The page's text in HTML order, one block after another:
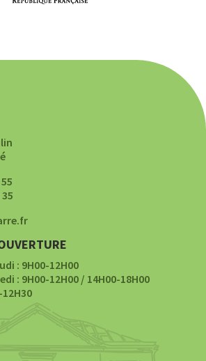
: 9H00-12H00
: 9H00-12H00 / 14H00-18H00